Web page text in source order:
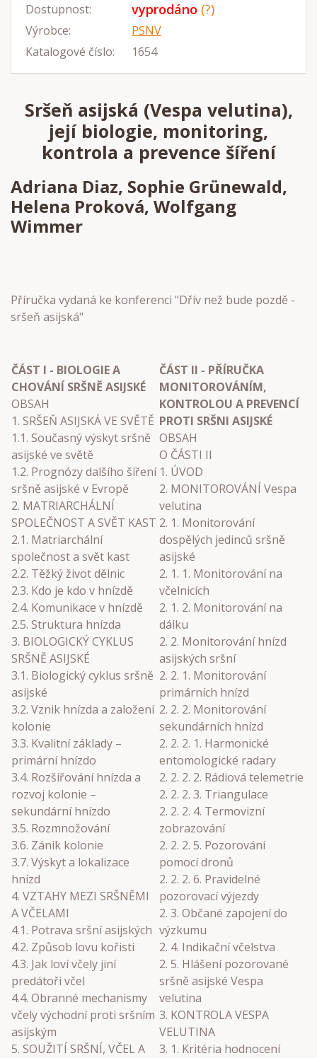
Dostupnost: vyprodáno (?)
Výrobce:
PSNV
Katalogové číslo:
1654
Sršeň asijská (Vespa velutina),
její biologie, monitoring,
kontrola a prevence šíření
Adriana Diaz, Sophie Grünewald,
Helena Proková, Wolfgang
Wimmer
Příručka vydaná ke konferenci "Dřív než bude pozdě -
sršeň asijská"
ČÁST I - BIOLOGIE A
CHOVÁNÍ SRŠNĚ ASIJSKÉ
OBSAH
1. SRŠEŇ ASIJSKÁ VE SVĚTĚ
1.1. Současný výskyt sršně
asijské ve světě
1.2. Prognózy dalšího šíření
sršně asijské v Evropě
2. MATRIARCHÁLNÍ
SPOLEČNOST A SVĚT KAST
2.1. Matriarchální
společnost a svět kast
2.2. Těžký život dělnic
2.3. Kdo je kdo v hnízdě
2.4. Komunikace v hnízdě
2.5. Struktura hnízda
3. BIOLOGICKÝ CYKLUS
SRŠNĚ ASIJSKÉ
3.1. Biologický cyklus sršně
asijské
3.2. Vznik hnízda a založení
kolonie
3.3. Kvalitní základy –
primární hnízdo
3.4. Rozšiřování hnízda a
rozvoj kolonie –
sekundární hnízdo
3.5. Rozmnožování
3.6. Zánik kolonie
3.7. Výskyt a lokalizace
hnízd
4. VZTAHY MEZI SRŠNĚMI
A VČELAMI
4.1. Potrava sršní asijských
4.2. Způsob lovu kořisti
4.3. Jak loví včely jiní
predátoři včel
4.4. Obranné mechanismy
včely východní proti sršním
asijským
5. SOUŽITÍ SRŠNÍ, VČEL A
ČÁST II - PŘÍRUČKA
MONITOROVÁNÍM,
KONTROLOU A PREVENCÍ
PROTI SRŠNI ASIJSKÉ
OBSAH
O ČÁSTI II
1. ÚVOD
2. MONITOROVÁNÍ Vespa
velutina
2. 1. Monitorování
dospělých jedinců sršně
asijské
2. 1. 1. Monitorování na
včelnicích
2. 1. 2. Monitorování na
dálku
2. 2. Monitorování hnízd
asijských sršní
2. 2. 1. Monitorování
primárních hnízd
2. 2. 2. Monitorování
sekundárních hnízd
2. 2. 2. 1. Harmonické
entomologické radary
2. 2. 2. 2. Rádiová telemetrie
2. 2. 2. 3. Triangulace
2. 2. 2. 4. Termovizní
zobrazování
2. 2. 2. 5. Pozorování
pomocí dronů
2. 2. 2. 6. Pravidelné
pozorovací výjezdy
2. 3. Občané zapojení do
výzkumu
2. 4. Indikační včelstva
2. 5. Hlášení pozorované
sršně asijské Vespa
velutina
3. KONTROLA VESPA
VELUTINA
3. 1. Kritéria hodnocení